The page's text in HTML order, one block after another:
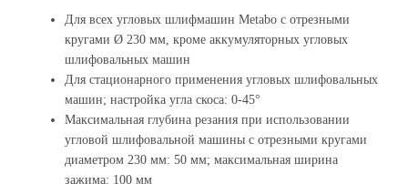
Для всех угловых шлифмашин Metabo с отрезными
кругами Ø 230 мм, кроме аккумуляторных угловых
шлифовальных машин
Для стационарного применения угловых шлифовальных
машин; настройка угла скоса: 0-45°
Максимальная глубина резания при использовании
угловой шлифовальной машины с отрезными кругами
диаметром 230 мм: 50 мм; максимальная ширина
зажима: 100 мм